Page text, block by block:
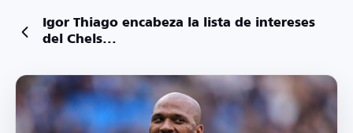
Igor Thiago encabeza la lista de intereses
del Chels...